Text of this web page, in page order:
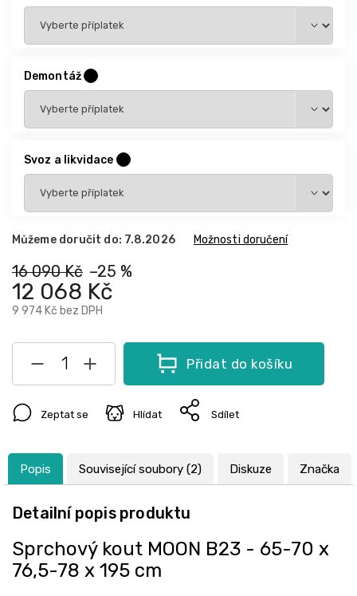
16 090 Kč –25 %
12 068 Kč
9 974 Kč bez DPH
Demontáž
Svoz a likvidace
Můžeme doručit do: 7.8.2026 Možnosti doručení
Přidat do košíku
Zeptat se Hlídat Sdílet
Popis Související soubory (2) Diskuze Značka
Detailní popis produktu
Sprchový kout MOON B23 - 65-70 x
76,5-78 x 195 cm